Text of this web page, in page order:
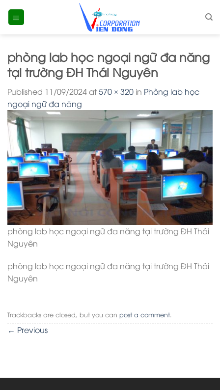
phòng lab học ngoại ngữ đa năng
tại trường ĐH Thái Nguyên
Published 11/09/2024at570 × 320 in Phòng lab học
ngoại ngữ đa năng
phòng lab học ngoại ngữ đa năng tại trường ĐH Thái
Nguyên
phòng lab học ngoại ngữ đa năng tại trường ĐH Thái
Nguyên
Trackbacks are closed, but you can post a comment.
← Previous